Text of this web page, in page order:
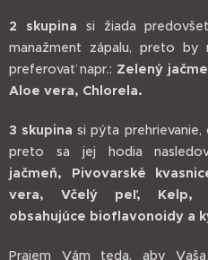
2 skupina si žiada
manažment zápalu, preto by
preferovať napr.: Zelený
Aloe vera, Chlorela.
3 skupina si pýta prehrievanie,
preto sa jej hodia
jačmeň, Pivovarské
vera, Včelý peľ, Kelp,
obsahujúce bioflavonoidy a
Prajem Vám teda, aby